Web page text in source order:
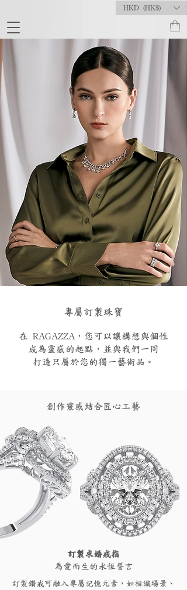
HKD (HK$)
專屬訂製珠寶
在 RAGAZZA，您可以讓構想與個性
成為靈感的起點，並與我們一同
打造只屬於您的獨一藝術品。
創作靈感結合匠心工藝
訂製求婚戒指
為愛而生的永恆誓言
訂製鑽戒可融入專屬記憶元素，如相識場景、